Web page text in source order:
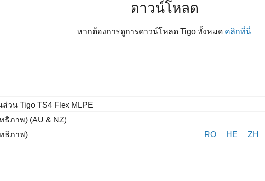
ดาวน์โหลด
หากต้องการดูการดาวน์โหลด Tigo ทั้งหมด คลิกที่นี่
วน Tigo TS4 Flex MLPE
ธิภาพ) (AU & NZ)
ธิภาพ)
RO HE ZH